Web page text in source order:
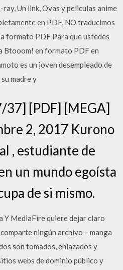
Un link, Ovas y peliculas anime
en PDF, NO traducimos
formato PDF Para que ustedes
Btooom! en formato PDF en
es un joven desempleado de
madre y
37] [PDF] [MEGA]
2, 2017 Kurono
, estudiante de
un mundo egoísta
de si mismo.
Y MediaFire quiere dejar claro
ningún archivo – manga
son tomados, enlazados y
webs de dominio público y